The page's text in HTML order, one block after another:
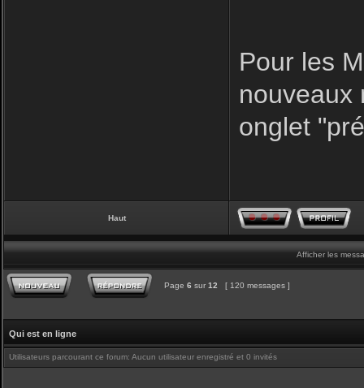
Pour les
nouveaux
onglet
Haut
Afficher les
Page 6 sur 12 [ 120 messages ]
Qui est en ligne
Utilisateurs parcourant ce forum: Aucun utilisateur enregistré et 0 invités